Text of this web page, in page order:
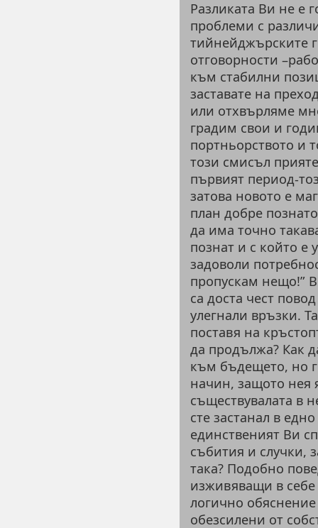
Разликата Ви не е
проблеми с
тийнейджърските
отговорности
към стабилни
заставате на
или отхвърляме
градим свои и
портньорството и
този смисъл
първият период-
затова новото е
план добре
да има точно
познат и с който е
задоволи
пропускам нещо!”
са доста чест
улегнали връзки.
поставя на
да продължа? Как
към бъдещето, но
начин, защото нея
съществувалата в
сте застанал в
единственият Ви
събития и случки,
така? Подобно
изживяващи в
логично
обезсилени от